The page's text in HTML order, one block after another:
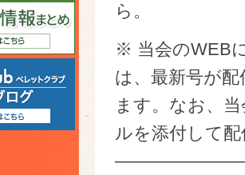
ら。
※ 当会のWEB
は、最新号が
ます。なお、
ルを添付して